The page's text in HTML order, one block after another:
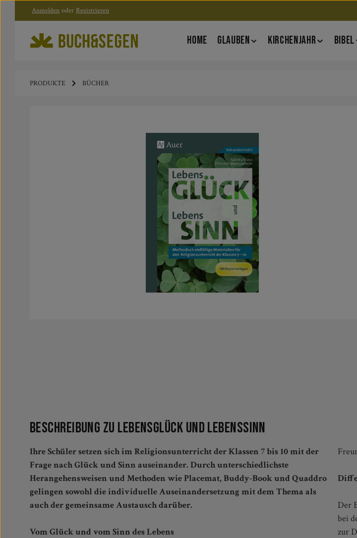
Zum Hauptinhalt springen
Zur Hauptnavigation springen
Anmelden oder Registrieren
HOME GLAUBEN KIRCHENJAHR BIBEL
PRODUKTE BÜCHER
Beschreibung zu LebensGLÜCK und LebensSINN
Ihre Schüler setzen sich im Religionsunterricht der Klassen 7 bis 10 mit der
Frage nach Glück und Sinn auseinander. Durch unterschiedlichste
Herangehensweisen und Methoden wie Placemat, Buddy-Book und Quaddro
gelingen sowohl die individuelle Auseinandersetzung mit dem Thema als
auch der gemeinsame Austausch darüber.
Vom Glück und vom Sinn des Lebens
Der
bei
zur